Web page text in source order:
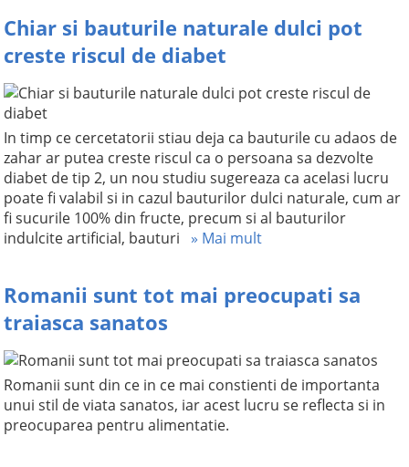
Chiar si bauturile naturale dulci pot
creste riscul de diabet
In timp ce cercetatorii stiau deja ca bauturile cu adaos de
zahar ar putea creste riscul ca o persoana sa dezvolte
diabet de tip 2, un nou studiu sugereaza ca acelasi lucru
poate fi valabil si in cazul bauturilor dulci naturale, cum ar
fi sucurile 100% din fructe, precum si al bauturilor
indulcite artificial, bauturi » Mai mult
Romanii sunt tot mai preocupati sa
traiasca sanatos
Romanii sunt din ce in ce mai constienti de importanta
unui stil de viata sanatos, iar acest lucru se reflecta si in
preocuparea pentru alimentatie.